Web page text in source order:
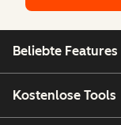
Beliebte Features
Kostenlose Tools